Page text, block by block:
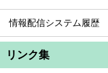
情報配信システム履歴
リンク集